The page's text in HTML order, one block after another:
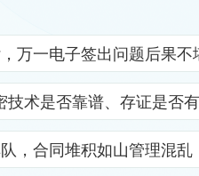
一电子签出问题后果
术是否靠谱、存证是
合同堆积如山管理混